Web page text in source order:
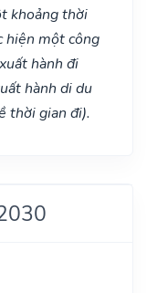
khoảng thời
hiện một công
hành đi
hành di du
thời gian đi).